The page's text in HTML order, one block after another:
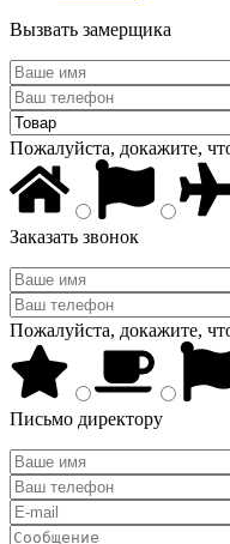
Вызвать замерщика
Пожалуйста, докажите,
Заказать звонок
Пожалуйста, докажите,
Письмо директору